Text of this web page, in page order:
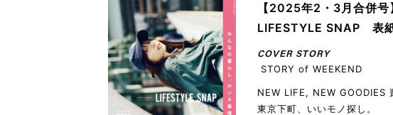
【2025年2・3月合併
LIFESTYLE SNAP 表
COVER STORY
STORY of WEEKEND
NEW LIFE, NEW GOODIES
東京下町、いいモノ探し。